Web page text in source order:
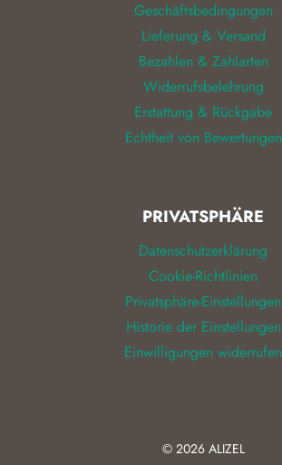
Geschäftsbedingungen
Lieferung & Versand
Bezahlen & Zahlarten
Widerrufsbelehrung
Erstattung & Rückgabe
Echtheit von Bewertungen
PRIVATSPHÄRE
Datenschutzerklärung
Cookie-Richtlinien
Privatsphäre-Einstellungen
Historie der Einstellungen
Einwilligungen widerrufen
© 2026 ALIZEL